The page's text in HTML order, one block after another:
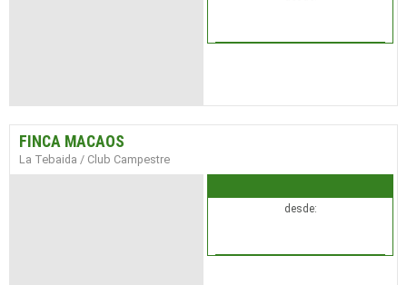
FINCA MACAOS
La Tebaida / Club Campestre
desde: